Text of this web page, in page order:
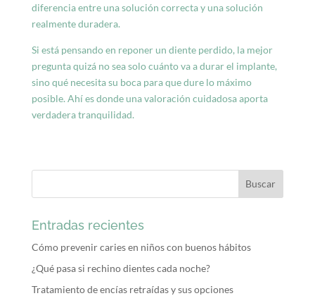
diferencia entre una solución correcta y una solución
realmente duradera.
Si está pensando en reponer un diente perdido, la mejor
pregunta quizá no sea solo cuánto va a durar el implante,
sino qué necesita su boca para que dure lo máximo
posible. Ahí es donde una valoración cuidadosa aporta
verdadera tranquilidad.
Entradas recientes
Cómo prevenir caries en niños con buenos hábitos
¿Qué pasa si rechino dientes cada noche?
Tratamiento de encías retraídas y sus opciones